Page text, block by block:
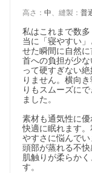
高さ ： 中、 縫製 ： 普
私はこれまで数
当に「寝やすい
せた瞬間に自然に
首への負担が少
って硬すぎない
りません。横向
りもスムーズに
ました。
素材も通気性に
快適に眠れます
やすさに悩んでい
頭部が蒸れる不
肌触りが柔らか
す。